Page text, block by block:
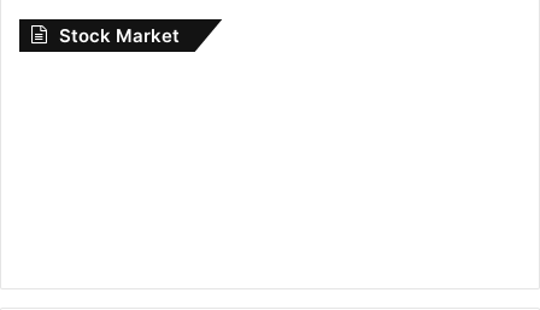
Stock Market